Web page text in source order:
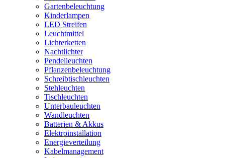
Gartenbeleuchtung
Kinderlampen
LED Streifen
Leuchtmittel
Lichterketten
Nachtlichter
Pendelleuchten
Pflanzenbeleuchtung
Schreibtischleuchten
Stehleuchten
Tischleuchten
Unterbauleuchten
Wandleuchten
Batterien & Akkus
Elektroinstallation
Energieverteilung
Kabelmanagement